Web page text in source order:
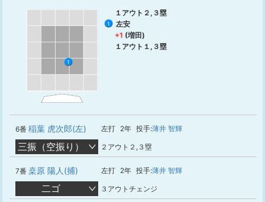
1
１アウト２,３塁
1
左安
+1 (増田)
１アウト１,３塁
6番 稲葉 虎次郎(左) 左打 2年 投手:薄井 智輝
三振（空振り） ２アウト２,３塁
7番 桒原 陽人(捕) 左打 2年 投手:薄井 智輝
二ゴ ３アウトチェンジ